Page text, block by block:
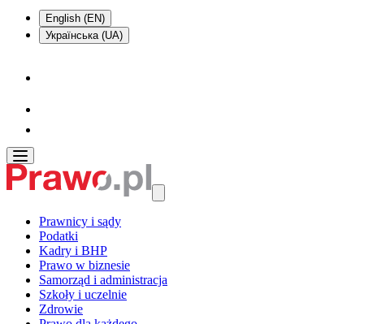
English (EN)
Українська (UA)
Prawnicy i sądy
Podatki
Kadry i BHP
Prawo w biznesie
Samorząd i administracja
Szkoły i uczelnie
Zdrowie